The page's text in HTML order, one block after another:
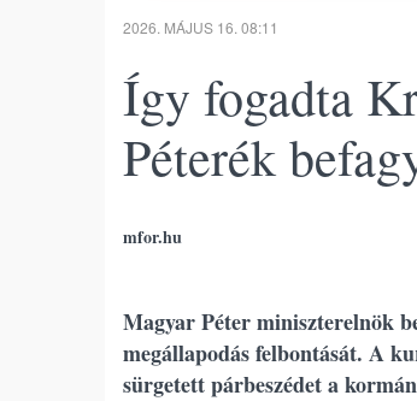
2026. MÁJUS 16. 08:11
Így fogadta
Péterék
mfor.hu
Magyar Péter miniszterelnök
megállapodás felbontását. A
sürgetett párbeszédet a